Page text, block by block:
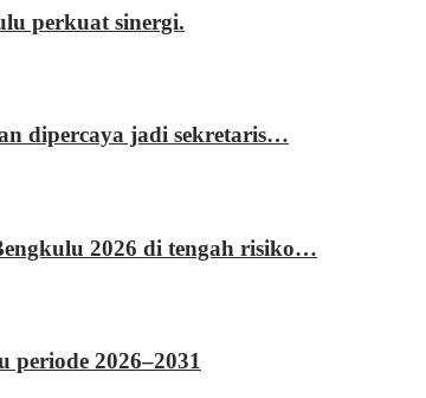
perkuat sinergi.
dipercaya jadi sekretaris…
2026 di tengah risiko…
2026–2031